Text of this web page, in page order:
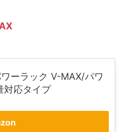
ーラック V-MAX/パワ
対応タイプ